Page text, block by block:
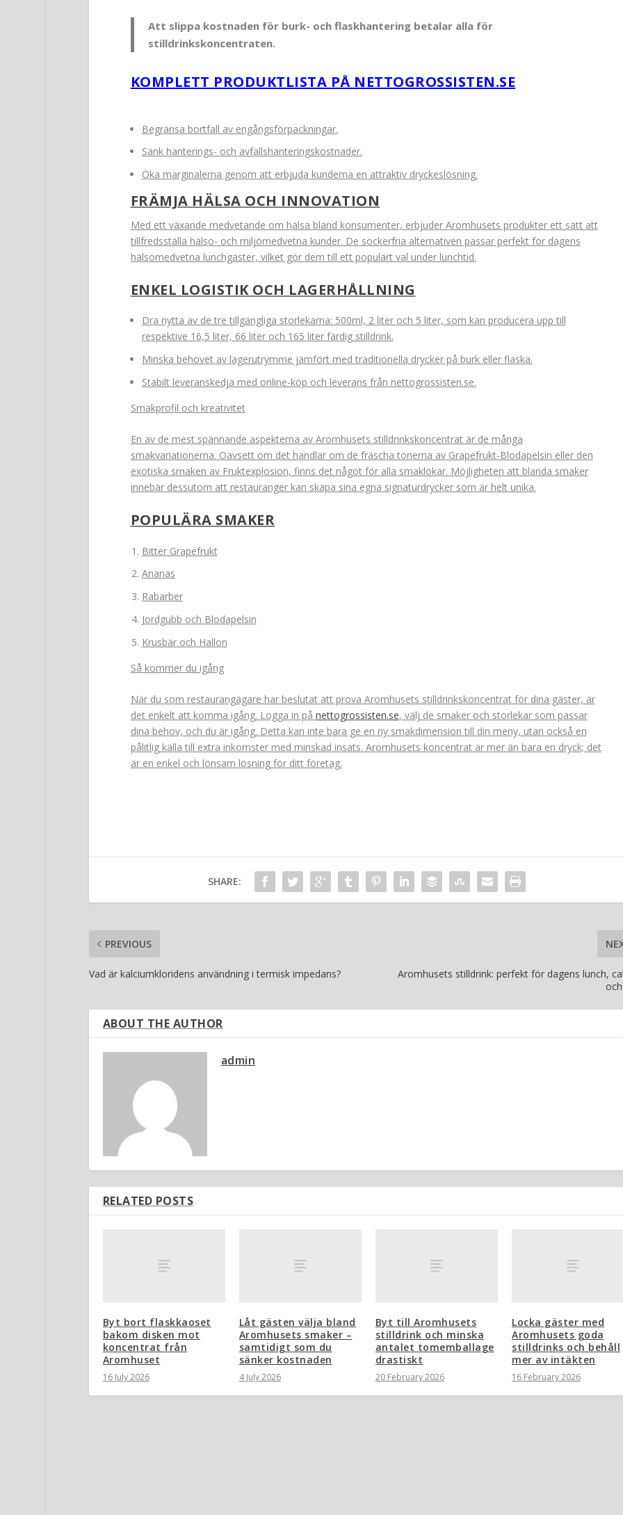
Att slippa kostnaden för burk- och flaskhantering betalar alla för
stilldrinkskoncentraten.
KOMPLETT PRODUKTLISTA PÅ NETTOGROSSISTEN.SE
Begränsa bortfall av engångsförpackningar.
Sänk hanterings- och avfallshanteringskostnader.
Öka marginalerna genom att erbjuda kunderna en attraktiv dryckeslösning.
FRÄMJA HÄLSA OCH INNOVATION
Med ett växande medvetande om hälsa bland konsumenter, erbjuder Aromhusets produkter ett sätt att
tillfredsställa hälso- och miljömedvetna kunder. De sockerfria alternativen passar perfekt för dagens
hälsomedvetna lunchgäster, vilket gör dem till ett populärt val under lunchtid.
ENKEL LOGISTIK OCH LAGERHÅLLNING
Dra nytta av de tre tillgängliga storlekarna: 500ml, 2 liter och 5 liter, som kan producera upp till
respektive 16,5 liter, 66 liter och 165 liter färdig stilldrink.
Minska behovet av lagerutrymme jämfört med traditionella drycker på burk eller flaska.
Stabilt leveranskedja med online-köp och leverans från nettogrossisten.se.
Smakprofil och kreativitet
En av de mest spännande aspekterna av Aromhusets stilldrinkskoncentrat är de många
smakvariationerna. Oavsett om det handlar om de fräscha tonerna av Grapefrukt-Blodapelsin eller den
exotiska smaken av Fruktexplosion, finns det något för alla smaklökar. Möjligheten att blanda smaker
innebär dessutom att restauranger kan skapa sina egna signaturdrycker som är helt unika.
POPULÄRA SMAKER
Bitter Grapefrukt
Ananas
Rabarber
Jordgubb och Blodapelsin
Krusbär och Hallon
Så kommer du igång
När du som restaurangägare har beslutat att prova Aromhusets stilldrinkskoncentrat för dina gäster, är
det enkelt att komma igång. Logga in på nettogrossisten.se, välj de smaker och storlekar som passar
dina behov, och du är igång. Detta kan inte bara ge en ny smakdimension till din meny, utan också en
pålitlig källa till extra inkomster med minskad insats. Aromhusets koncentrat är mer än bara en dryck; det
är en enkel och lönsam lösning för ditt företag.
SHARE:
PREVIOUS
Vad är kalciumkloridens användning i termisk impedans?
Aromhusets stilldrink: perfekt för dagens lunch,
ABOUT THE AUTHOR
admin
RELATED POSTS
Byt bort flaskkaoset
bakom disken mot
koncentrat från
Aromhuset
16 July 2026
Låt gästen välja bland
Aromhusets smaker –
samtidigt som du
sänker kostnaden
4 July 2026
Byt till Aromhusets
stilldrink och minska
antalet tomemballage
drastiskt
20 February 2026
Locka gäster med
Aromhusets goda
stilldrinks och behåll
mer av intäkten
16 February 2026